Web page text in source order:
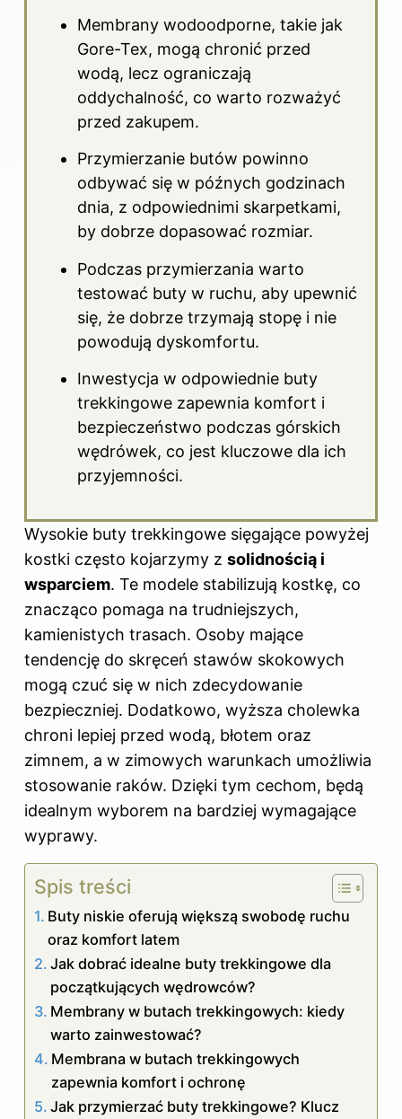
Membrany wodoodporne, takie jak
Gore-Tex, mogą chronić przed
wodą, lecz ograniczają
oddychalność, co warto rozważyć
przed zakupem.
Przymierzanie butów powinno
odbywać się w późnych godzinach
dnia, z odpowiednimi skarpetkami,
by dobrze dopasować rozmiar.
Podczas przymierzania warto
testować buty w ruchu, aby upewnić
się, że dobrze trzymają stopę i nie
powodują dyskomfortu.
Inwestycja w odpowiednie buty
trekkingowe zapewnia komfort i
bezpieczeństwo podczas górskich
wędrówek, co jest kluczowe dla ich
przyjemności.
Wysokie buty trekkingowe sięgające powyżej
kostki często kojarzymy z solidnością i
wsparciem. Te modele stabilizują kostkę, co
znacząco pomaga na trudniejszych,
kamienistych trasach. Osoby mające
tendencję do skręceń stawów skokowych
mogą czuć się w nich zdecydowanie
bezpieczniej. Dodatkowo, wyższa cholewka
chroni lepiej przed wodą, błotem oraz
zimnem, a w zimowych warunkach umożliwia
stosowanie raków. Dzięki tym cechom, będą
idealnym wyborem na bardziej wymagające
wyprawy.
Spis treści
Buty niskie oferują większą swobodę ruchu
oraz komfort latem
Jak dobrać idealne buty trekkingowe dla
początkujących wędrowców?
Membrany w butach trekkingowych: kiedy
warto zainwestować?
Membrana w butach trekkingowych
zapewnia komfort i ochronę
Jak przymierzać buty trekkingowe? Klucz